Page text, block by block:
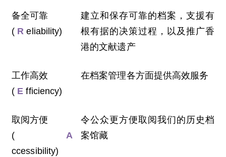
我
们
备全可靠
( Reliability)
建立和保存可靠的档案，支援有
根有据的决策过程，以及推广香
港的文献遗产
工作高效
( Efficiency)
在档案管理各方面提供高效服务
取阅方便
( A
ccessibility)
令公众更方便取阅我们的历史档
案馆藏